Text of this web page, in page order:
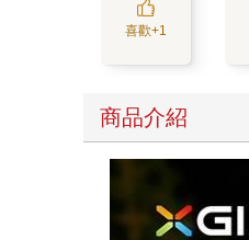
喜歡+1
商品介紹